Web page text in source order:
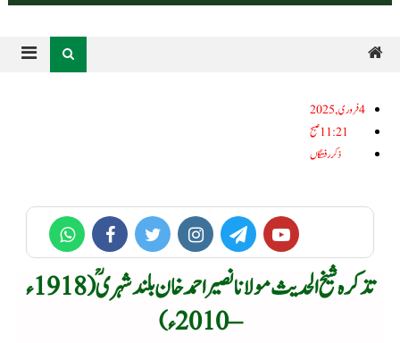
4فروری, 2025
11:21 صبح
ذکر رفتگاں
تذکرہ شیخ الحدیث مولانا نصیر احمد خان بلند شہریؒ (1918ء
– 2010ء)